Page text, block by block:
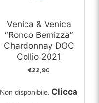
Venica & Venica
“Ronco Bernizza”
Chardonnay DOC
Collio 2021
€22,90
Non disponibile. Clicca